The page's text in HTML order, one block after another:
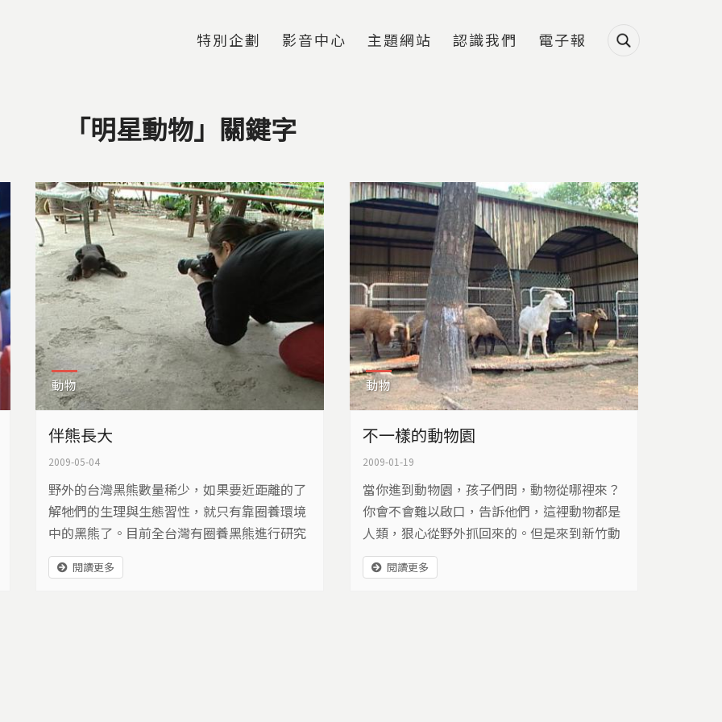
特別企劃 影音中心 主題網站 認識我們 電子報
「明星動物」關鍵字
動物
伴熊長大
2009-05-04
野外的台灣黑熊數量稀少，如果要近距離的了
解牠們的生理與生態習性，就只有靠圈養環境
中的黑熊了。目前全台灣有圈養黑熊進行研究
的單位，包括特有生物研究保育中心和台北市
立動物園等……像是特有生物研究保育中心的
閱讀更多
動物
不一樣的動物園
2009-01-19
當你進到動物園，孩子們問，動物從哪裡來？
你會不會難以啟口，告訴他們，這裡動物都是
人類，狠心從野外抓回來的。但是來到新竹動
物園，你可以告訴孩子，這裡的動物多數是被
棄養的，而我們人類收留、照顧牠們，這是一
閱讀更多